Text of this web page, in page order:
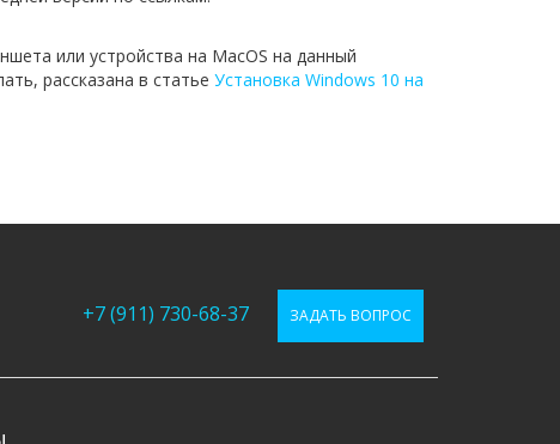
или устройства на MacOS на данный
рассказана в статье Установка Windows 10 на
+7 (911) 730-68-37 ЗАДАТЬ ВОПРОС